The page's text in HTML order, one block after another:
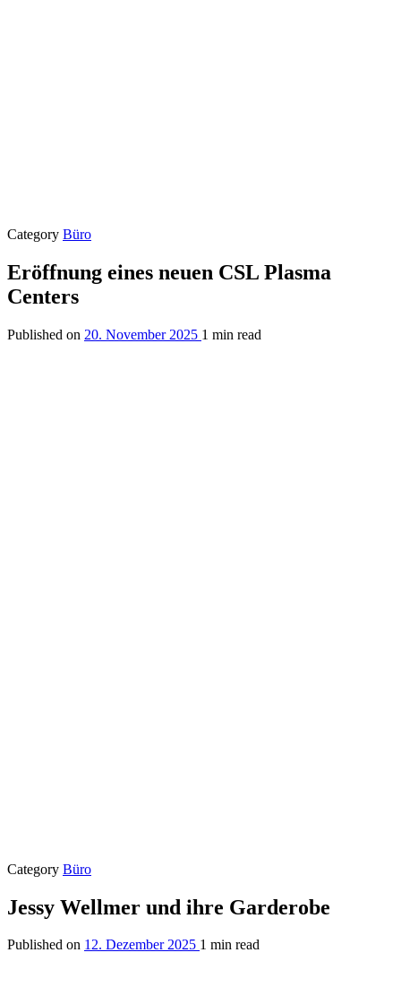
Category Büro
Eröffnung eines neuen CSL Plasma
Centers
Published on 20. November 2025 1 min read
Category Büro
Jessy Wellmer und ihre Garderobe
Published on 12. Dezember 2025 1 min read